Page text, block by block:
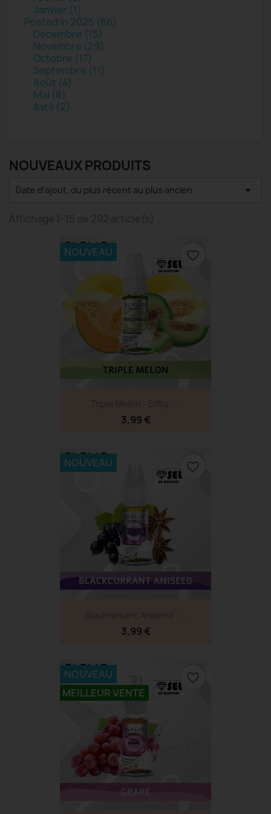
Janvier (1)
Posted in 2025 (86)
Décembre (15)
Novembre (29)
Octobre (17)
Septembre (11)
Août (4)
Mai (8)
Avril (2)
NOUVEAUX PRODUITS
Date d'ajout, du plus récent au plus ancien 
Affichage 1-15 de 292 article(s)
Triple Melon - Elfliq -...
3,99 €
NOUVEAU favorite_border
Blackcurrant Aniseed -...
3,99 €
NOUVEAU favorite_border
MEILLEUR VENTE
NOUVEAU favorite_border